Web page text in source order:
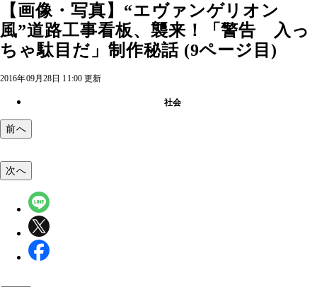
【画像・写真】“エヴァンゲリオン
風”道路工事看板、襲来！「警告 入っ
ちゃ駄目だ」制作秘話 (9ページ目)
2016年09月28日 11:00 更新
社会
前へ
次へ